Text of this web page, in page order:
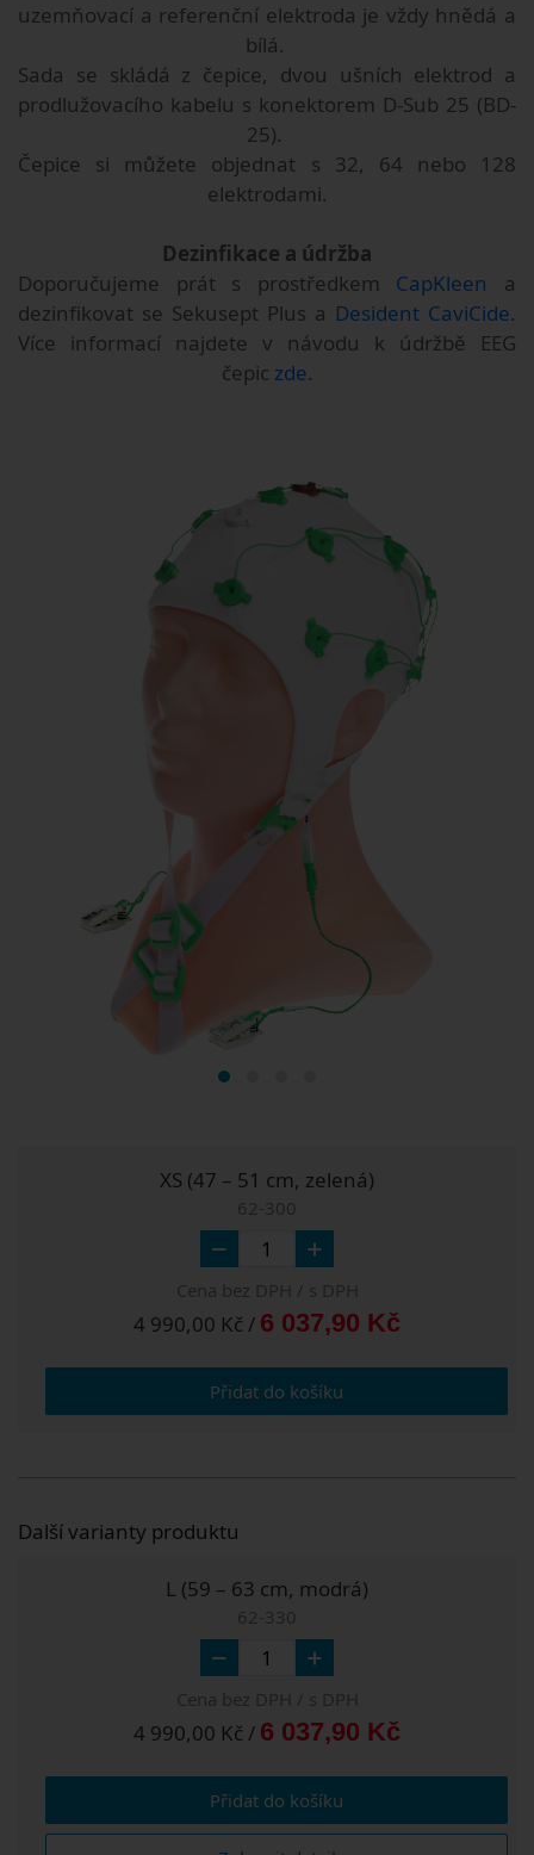
uzemňovací a referenční elektroda je vždy hnědá a
bílá.
Sada se skládá z čepice, dvou ušních elektrod a
prodlužovacího kabelu s konektorem D-Sub 25 (BD-
25).
Čepice si můžete objednat s 32, 64 nebo 128
elektrodami.
Dezinfikace a údržba
Doporučujeme prát s prostředkem CapKleen
a
dezinfikovat se Sekusept Plus a Desident CaviCide.
Více informací najdete v návodu k údržbě EEG
čepic zde.
XS (47 – 51 cm, zelená)
62-300
Cena bez DPH / s DPH
4 990,00 Kč / 6 037,90 Kč
Přidat do košíku
Další varianty produktu
L (59 – 63 cm, modrá)
62-330
Cena bez DPH / s DPH
4 990,00 Kč / 6 037,90 Kč
Přidat do košíku